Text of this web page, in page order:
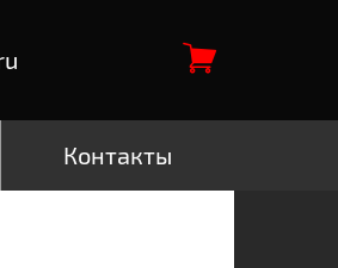
Контакты